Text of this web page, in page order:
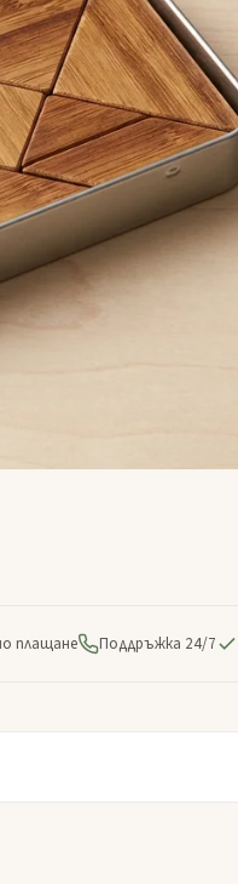
плащане Поддръжка 24/7